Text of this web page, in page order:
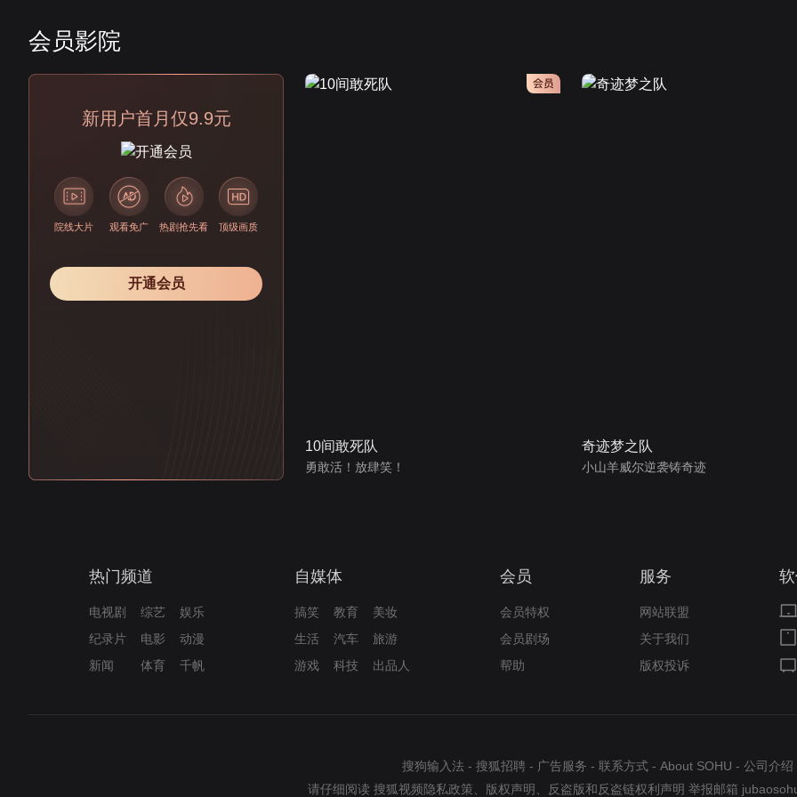
会员影院
新用户首月仅9.9元
院线大片 观看免广 热剧抢先看 顶级画质
开通会员
会员
10间敢死队
勇敢活！放肆笑！
奇迹梦之队
小山羊威尔逆袭铸奇迹
热门频道
电视剧 综艺
娱乐
纪录片
电影
动漫
新闻
体育 千帆
自媒体
搞笑 教育
美妆
生活
汽车
旅游
游戏
科技 出品人
会员
会员特权
会员剧场
帮助
服务
网站联盟
关于我们
版权投诉
搜狗输入法 - 搜狐招聘 - 广告服务 - 联系方式 - About SOHU - 公司介绍
请仔细阅读 搜狐视频隐私政策、 版权声明 、 反盗版和反盗链权利声明 举报邮箱